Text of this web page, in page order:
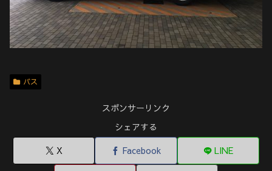
バス
スポンサーリンク
シェアする
X
Facebook LINE